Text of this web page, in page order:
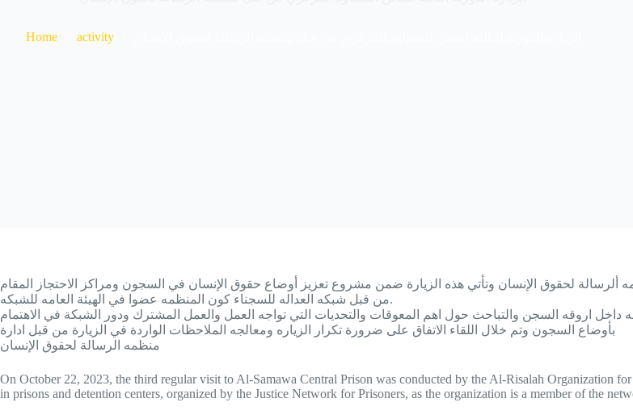
Home activity
من قبل منظمه ألرسالة لحقوق الإنسان وتأتي هذه الزيارة ضمن مشروع تعزيز أوضاع حقوق الإنسان في السجون ومراكز الاحتجاز المقام
من قبل شبكه العداله للسجناء كون المنظمه عضوا في الهيئة العامه للشبكه.
داخل اروقه السجن والتباحث حول اهم المعوقات والتحديات التي تواجه العمل والعمل المشترك ودور الشبكة في الاهتمام
بأوضاع السجون وتم خلال اللقاء الاتفاق على ضرورة تكرار الزياره ومعالجه الملاحظات الواردة في الزيارة من قبل ادارة
منظمه الرسالة لحقوق الإنسان
On October 22, 2023, the third regular visit to Al-Samawa Central Prison was conducted by the Al-Risalah Organization
in prisons and detention centers, organized by the Justice Network for Prisoners, as the organization is a member of the